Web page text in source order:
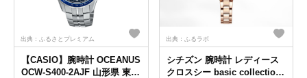
出典：ふるさとプレミアム
【CASIO】腕時計 OCEANUS
OCW-S400-2AJF 山形県 東根
出典：ふるラボ
シチズン 腕時計 レディース
クロスシー basic collection